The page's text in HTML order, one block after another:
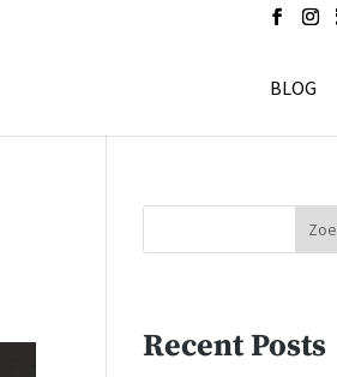
BLOG
Recent Posts